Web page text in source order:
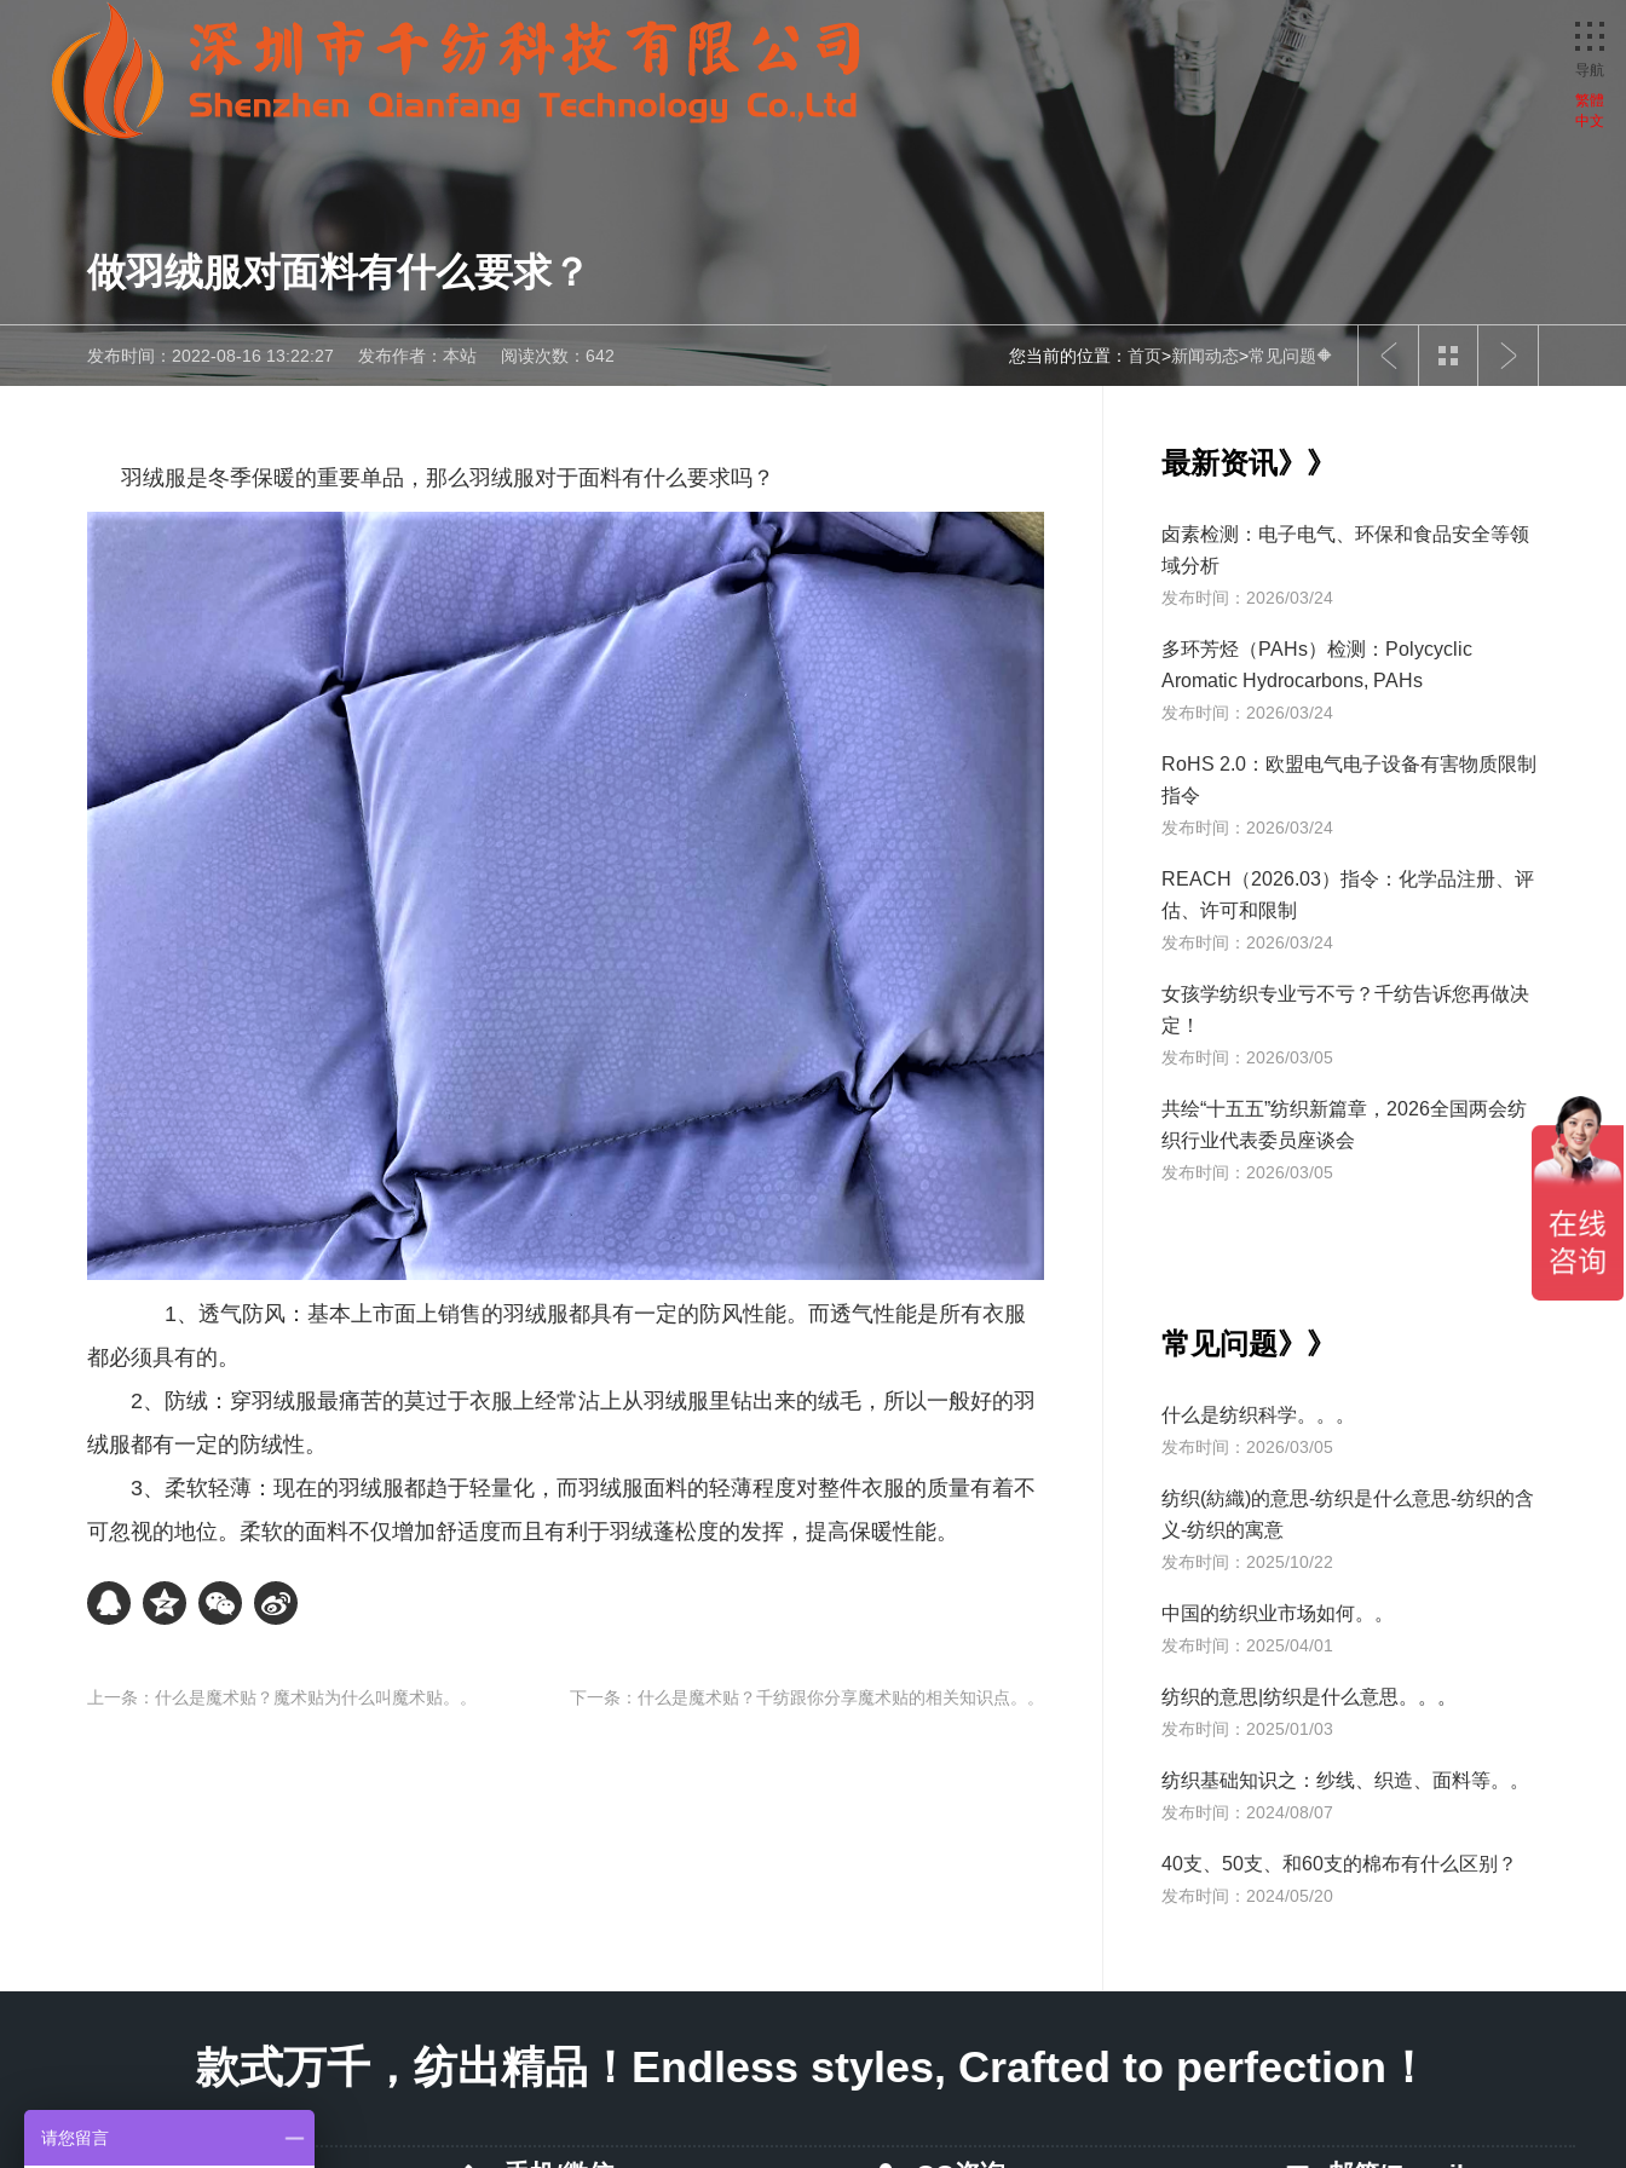
导航
繁體
中文
做羽绒服对面料有什么要求？
发布时间：2022-08-16 13:22:27 发布作者：本站 阅读次数：642 您当前的位置： 首页>新闻动态>常见问题🔶
羽绒服是冬季保暖的重要单品，那么羽绒服对于面料有什么要求吗？
1、透气防风：基本上市面上销售的羽绒服都具有一定的防风性能。而透气性能是所有衣服
都必须具有的。
2、防绒：穿羽绒服最痛苦的莫过于衣服上经常沾上从羽绒服里钻出来的绒毛，所以一般好的羽
绒服都有一定的防绒性。
3、柔软轻薄：现在的羽绒服都趋于轻量化，而羽绒服面料的轻薄程度对整件衣服的质量有着不
可忽视的地位。柔软的面料不仅增加舒适度而且有利于羽绒蓬松度的发挥，提高保暖性能。
上一条：什么是魔术贴？魔术贴为什么叫魔术贴。。 下一条：什么是魔术贴？千纺跟你分享魔术贴的相关知识点。。
最新资讯》》
卤素检测：电子电气、环保和食品安全等领
域分析
发布时间：2026/03/24
多环芳烃（PAHs）检测：Polycyclic
Aromatic Hydrocarbons, PAHs
发布时间：2026/03/24
RoHS 2.0：欧盟电气电子设备有害物质限制
指令
发布时间：2026/03/24
REACH（2026.03）指令：化学品注册、评
估、许可和限制
发布时间：2026/03/24
女孩学纺织专业亏不亏？千纺告诉您再做决
定！
发布时间：2026/03/05
共绘“十五五”纺织新篇章，2026全国两会纺
织行业代表委员座谈会
发布时间：2026/03/05
常见问题》》
什么是纺织科学。。。
发布时间：2026/03/05
纺织(紡織)的意思-纺织是什么意思-纺织的含
义-纺织的寓意
发布时间：2025/10/22
中国的纺织业市场如何。。
发布时间：2025/04/01
纺织的意思|纺织是什么意思。。。
发布时间：2025/01/03
纺织基础知识之：纱线、织造、面料等。。
发布时间：2024/08/07
40支、50支、和60支的棉布有什么区别？
发布时间：2024/05/20
款式万千，纺出精品！Endless styles, Crafted to perfection！
请您留言